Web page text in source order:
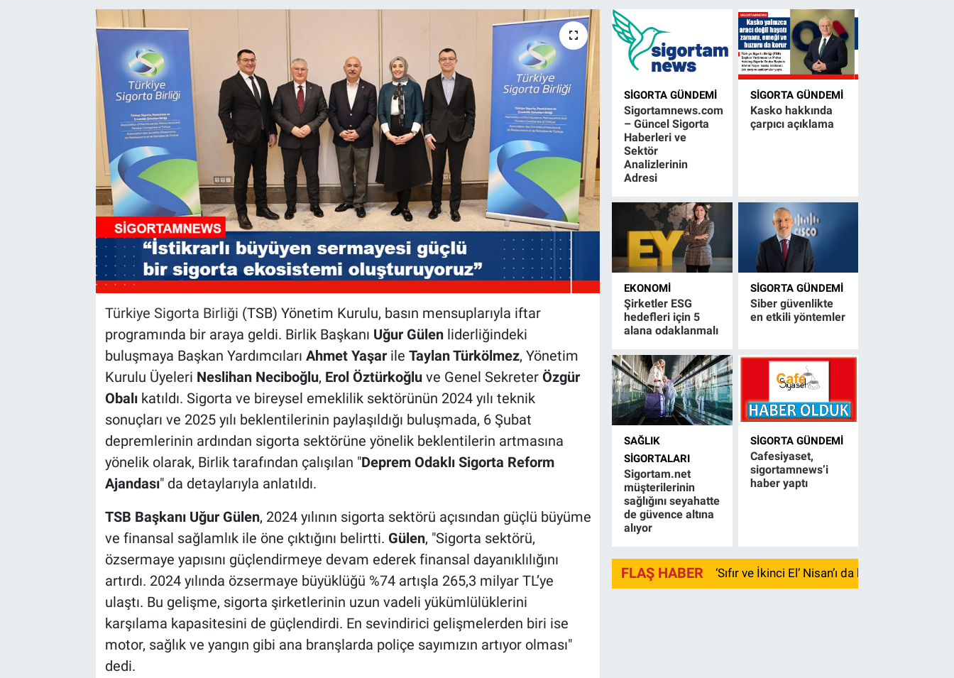
Türkiye Sigorta Birliği (TSB) Yönetim Kurulu, basın mensuplarıyla iftar
programında bir araya geldi. Birlik Başkanı Uğur Gülenliderliğindeki
buluşmaya Başkan Yardımcıları Ahmet Yaşarile Taylan Türkölmez, Yönetim
Kurulu Üyeleri Neslihan Neciboğlu, Erol Öztürkoğluve Genel Sekreter Özgür
Obalıkatıldı. Sigorta ve bireysel emeklilik sektörünün 2024 yılı teknik
sonuçları ve 2025 yılı beklentilerinin paylaşıldığı buluşmada, 6 Şubat
depremlerinin ardından sigorta sektörüne yönelik beklentilerin artmasına
yönelik olarak, Birlik tarafından çalışılan "Deprem Odaklı Sigorta Reform
Ajandası" da detaylarıyla anlatıldı.
TSB Başkanı Uğur Gülen, 2024 yılının sigorta sektörü açısından güçlü büyüme
ve finansal sağlamlık ile öne çıktığını belirtti. Gülen, "Sigorta sektörü,
özsermaye yapısını güçlendirmeye devam ederek finansal dayanıklılığını
artırdı. 2024 yılında özsermaye büyüklüğü %74 artışla 265,3 milyar TL’ye
ulaştı. Bu gelişme, sigorta şirketlerinin uzun vadeli yükümlülüklerini
karşılama kapasitesini de güçlendirdi. En sevindirici gelişmelerden biri ise
motor, sağlık ve yangın gibi ana branşlarda poliçe sayımızın artıyor olması"
dedi.
SIGORTA GÜNDEMI
Sigortamnews.com
– Güncel Sigorta
Haberleri ve
Sektör
Analizlerinin
Adresi
SIGORTA GÜNDEMI
Kasko hakkında
çarpıcı açıklama
EKONOMI
Şirketler ESG
hedefleri için 5
alana odaklanmalı
SIGORTA GÜNDEMI
Siber güvenlikte
en etkili yöntemler
SAĞLIK
SIGORTALARI
Sigortam.net
müşterilerinin
sağlığını seyahatte
de güvence altına
alıyor
SIGORTA GÜNDEMI
Cafesiyaset,
sigortamnews’i
haber yaptı
FLAŞ HABER ‘Sıfır ve İkinci El’ Nisan’ı da kayıpla kapadı